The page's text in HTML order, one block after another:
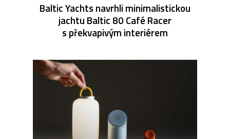
Baltic Yachts navrhli minimalistickou
jachtu Baltic 80 Café Racer
s překvapivým interiérem